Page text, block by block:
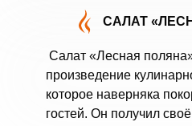
САЛАТ
Салат «Лесная
произведение
которое наверняка
гостей. Он получил